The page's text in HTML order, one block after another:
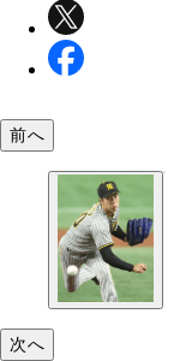
前へ
次へ